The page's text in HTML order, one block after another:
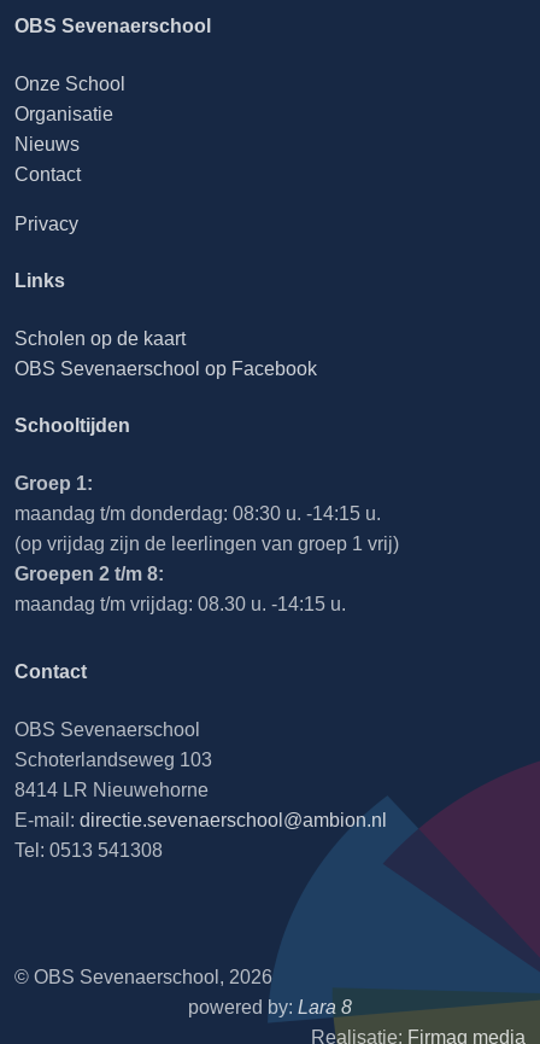
OBS Sevenaerschool
Onze School
Organisatie
Nieuws
Contact
Privacy
Links
Scholen op de kaart
OBS Sevenaerschool op Facebook
Schooltijden
Groep 1:
maandag t/m donderdag: 08:30 u. -14:15 u.
(op vrijdag zijn de leerlingen van groep 1 vrij)
Groepen 2 t/m 8:
maandag t/m vrijdag: 08.30 u. -14:15 u.
Contact
OBS Sevenaerschool
Schoterlandseweg 103
8414 LR Nieuwehorne
E-mail: directie.sevenaerschool@ambion.nl
Tel: 0513 541308
© OBS Sevenaerschool, 2026
powered by: Lara 8
Realisatie: Firmaq media